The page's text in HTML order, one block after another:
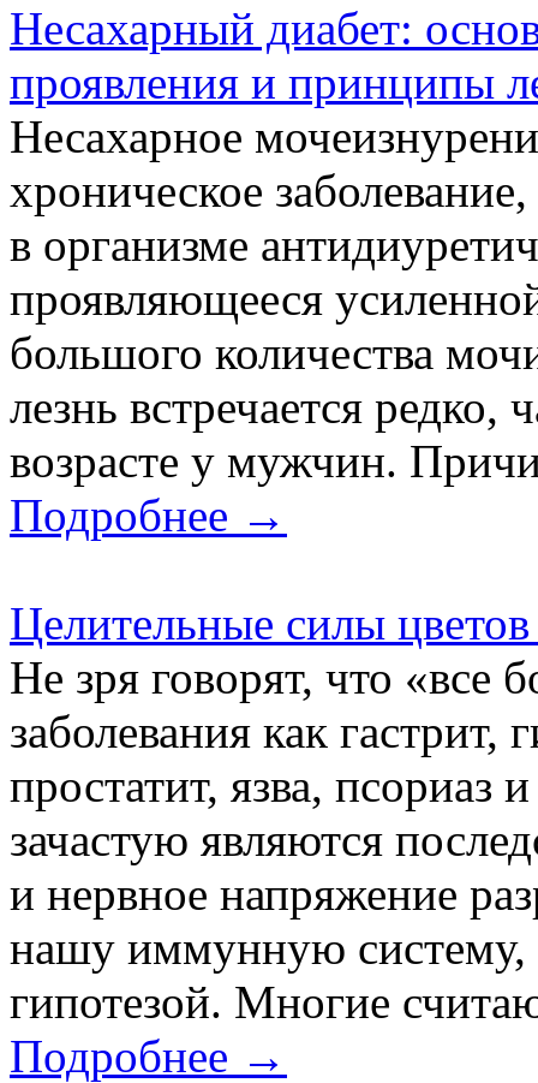
Несахарный диабет:
проявления и принципы
Несахарное
хроническое
в организме
проявляющееся
большого количества
лезнь встречается редко,
возрасте у мужчин.
Подробнее →
Целительные силы
Не зря говорят, что «все
заболевания как
простатит, язва, псориаз
зачастую являются
и нервное напряжение
нашу иммунную систему,
гипотезой. Многие
Подробнее →